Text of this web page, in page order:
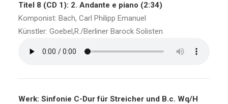
Titel 8 (CD 1): 2. Andante e piano (2:34)
Komponist: Bach, Carl Philipp Emanuel
Künstler: Goebel,R./Berliner Barock Solisten
Werk: Sinfonie C-Dur für Streicher und B.c. Wq/H